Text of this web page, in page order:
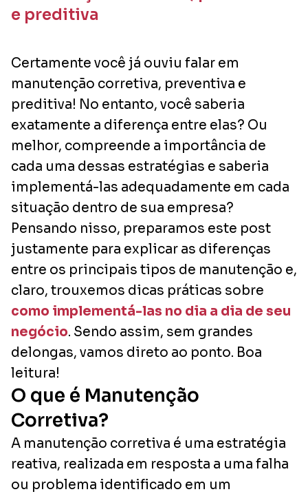
e preditiva
Certamente você já ouviu falar em
manutenção corretiva, preventiva e
preditiva! No entanto, você saberia
exatamente a diferença entre elas? Ou
melhor, compreende a importância de
cada uma dessas estratégias e saberia
implementá-las adequadamente em cada
situação dentro de sua empresa?
Pensando nisso, preparamos este post
justamente para explicar as diferenças
entre os principais tipos de manutenção e,
claro, trouxemos dicas práticas sobre
como implementá-las no dia a dia de seu
negócio. Sendo assim, sem grandes
delongas, vamos direto ao ponto. Boa
leitura!
O que é Manutenção
Corretiva?
A manutenção corretiva é uma estratégia
reativa, realizada em resposta a uma falha
ou problema identificado em um